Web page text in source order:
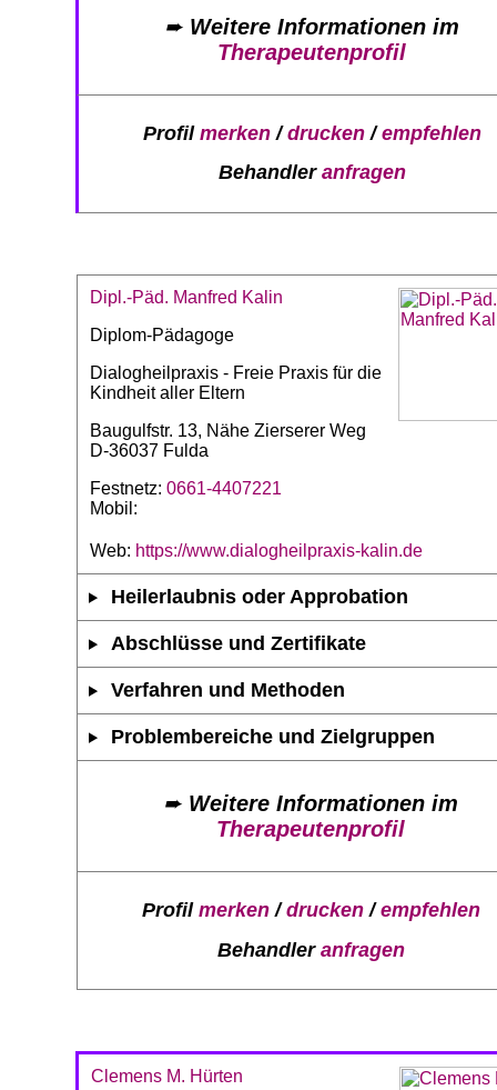
➨ Weitere Informationen im
Therapeutenprofil
Profil merken/drucken/empfehlen
Behandler anfragen
Dipl.-Päd. Manfred Kalin
Diplom-Pädagoge
Dialogheilpraxis - Freie Praxis für die
Kindheit aller Eltern
Baugulfstr. 13, Nähe Zierserer Weg
D-36037 Fulda
Festnetz: 0661-4407221
Mobil:
Web: https://www.dialogheilpraxis-kalin.de
Heilerlaubnis oder Approbation
Abschlüsse und Zertifikate
Verfahren und Methoden
Problembereiche und Zielgruppen
➨ Weitere Informationen im
Therapeutenprofil
Profil merken/drucken/empfehlen
Behandler anfragen
Clemens M. Hürten